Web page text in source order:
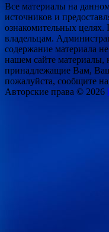
Все материалы на
источников и
ознакомительных
владельцам.
содержание материала
нашем сайте материалы,
принадлежащие Вам,
пожалуйста, сообщите
Авторские права © 2026